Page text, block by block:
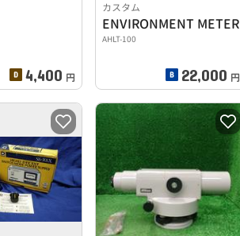
4,400 円
カスタム
ENVIRONMENT METER
AHLT-100
22,000 円